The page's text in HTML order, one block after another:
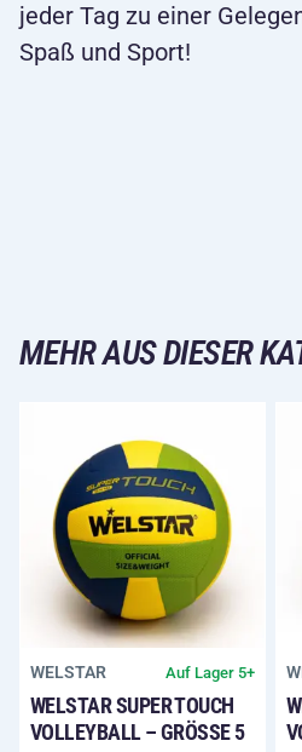
jeder Tag zu einer
Spaß und Sport!
MEHR AUS DIESER
WELSTAR Auf Lager 5+
WELSTAR SUPER TOUCH
VOLLEYBALL – GRÖSSE 5